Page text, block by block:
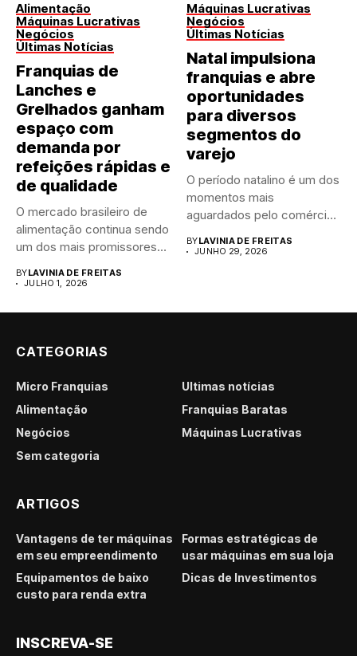
Alimentação
Máquinas Lucrativas
Negócios
Últimas Notícias
Franquias de
Lanches e
Grelhados ganham
espaço com
demanda por
refeições rápidas e
de qualidade
O mercado brasileiro de
alimentação continua sendo
um dos mais promissores
BYLAVINIA DE FREITAS
JULHO 1, 2026
Máquinas Lucrativas
Negócios
Últimas Notícias
Natal impulsiona
franquias e abre
oportunidades
para diversos
segmentos do
varejo
O período natalino é um dos
momentos mais
aguardados pelo comércio
BYLAVINIA DE FREITAS
JUNHO 29, 2026
CATEGORIAS
Micro Franquias
Últimas notícias
Alimentação
Franquias Baratas
Negócios
Máquinas Lucrativas
Sem categoria
ARTIGOS
Vantagens de ter máquinas
em seu empreendimento
Formas estratégicas de
usar máquinas em sua loja
Equipamentos de baixo
custo para renda extra
Dicas de Investimentos
INSCREVA-SE